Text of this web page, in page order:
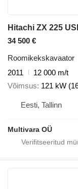
Hitachi ZX 225
34 500 €
Roomikekskavaator
2011
12 000 m/t
Võimsus 121 kW
Eesti, Tallinn
Multivara OÜ